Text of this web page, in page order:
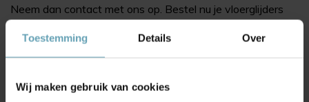
Toestemming Details Over
Wij maken gebruik van cookies
Neem dan contact met ons op. Bestel nu je vloerglijders
aankoop!